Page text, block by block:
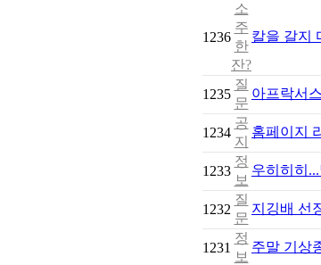
1236
소
주
한
잔?
칼을 갈지
1235
질
문
아프락서
1234
공
지
홈페이지
1233
정
보
우히히히
1232
질
문
지깅배 선
1231
정
보
주말 기상